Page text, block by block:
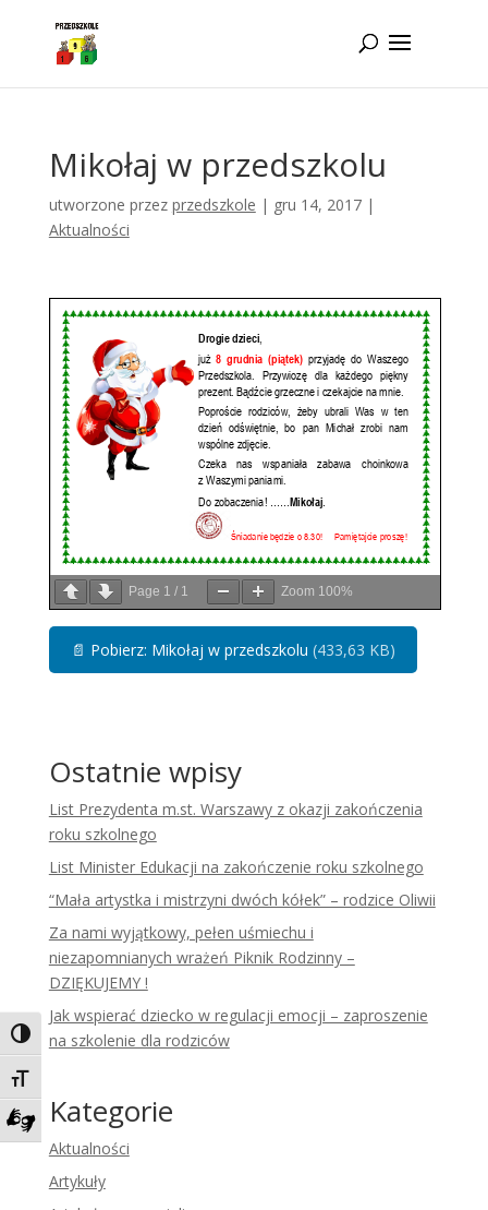
Toggle High Contrast
Toggle Font size
Zadzwoń do tłumacza języka migowego
Mikołaj w przedszkolu
utworzone przez przedszkole | gru 14, 2017|
Aktualności
Page 1 / 1 Zoom 100%
📄 Pobierz: Mikołaj w przedszkolu (433,63 KB)
Ostatnie wpisy
List Prezydenta m.st. Warszawy z okazji zakończenia
roku szkolnego
List Minister Edukacji na zakończenie roku szkolnego
“Mała artystka i mistrzyni dwóch kółek” – rodzice Oliwii
Za nami wyjątkowy, pełen uśmiechu i
niezapomnianych wrażeń Piknik Rodzinny –
DZIĘKUJEMY !
Jak wspierać dziecko w regulacji emocji – zaproszenie
na szkolenie dla rodziców
Kategorie
Aktualności
Artykuły